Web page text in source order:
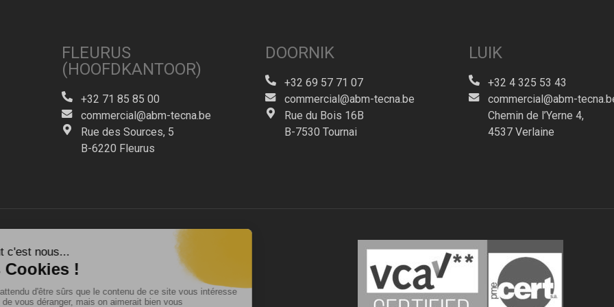
FLEURUS
(HOOFDKANTOOR)
+32 71 85 85 00
commercial@abm-tecna.be
Rue des Sources, 5
B-6220 Fleurus
DOORNIK
+32 69 57 71 07
commercial@abm-tecna.be
Rue du Bois 16B
B-7530 Tournai
LUIK
+32 4 325 53 43
commercial@abm-
Chemin de l’Yerne 4,
4537 Verlaine